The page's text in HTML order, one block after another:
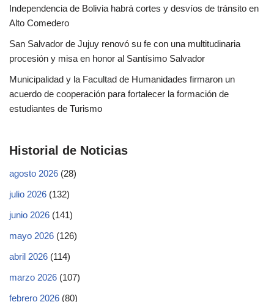
Independencia de Bolivia habrá cortes y desvíos de tránsito en
Alto Comedero
San Salvador de Jujuy renovó su fe con una multitudinaria
procesión y misa en honor al Santísimo Salvador
Municipalidad y la Facultad de Humanidades firmaron un
acuerdo de cooperación para fortalecer la formación de
estudiantes de Turismo
Historial de Noticias
agosto 2026 (28)
julio 2026 (132)
junio 2026 (141)
mayo 2026 (126)
abril 2026 (114)
marzo 2026 (107)
febrero 2026 (80)